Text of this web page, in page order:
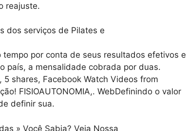
reajuste.
por conta de seus resultados efetivos e
país, a mensalidade cobrada por duas.
shares, Facebook Watch Videos from
FISIOAUTONOMIA,. WebDefinindo o valor
definir sua.